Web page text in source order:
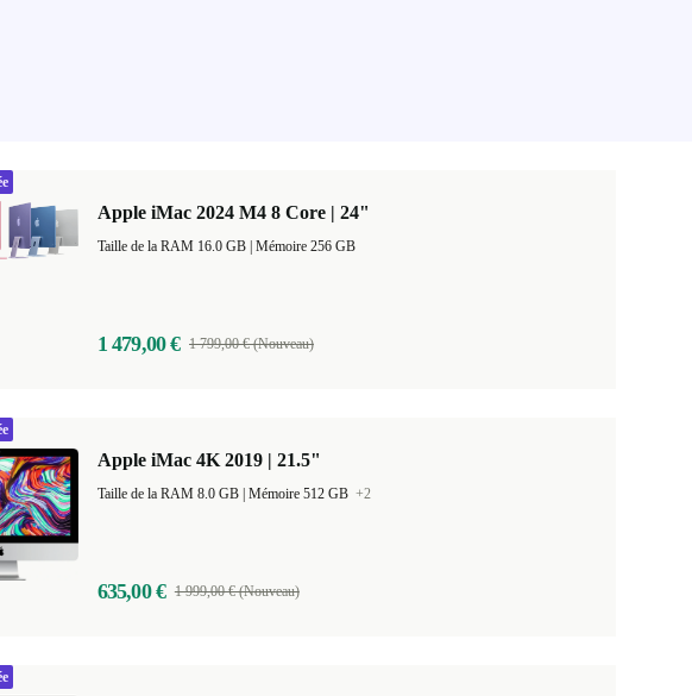
Apple iMac 2024 M4 8 Core | 24"
Mémoire 256 GB
1 479,00 € 1 799,00 € (Nouveau)
Apple iMac 4K 2019 | 21.5"
Mémoire 512 GB +2
635,00 € 1 999,00 € (Nouveau)